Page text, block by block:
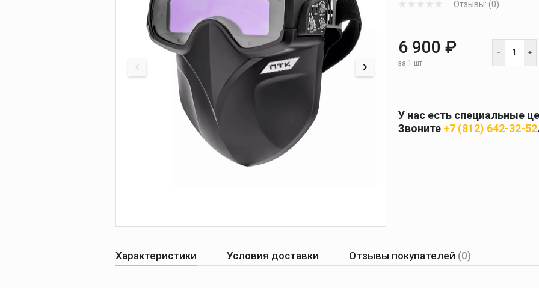
Печи для просушки и
прокалки электродов
Сварочные
приспособления
Магнитные фиксаторы
Тележки
масок
Спецодежда
Компрессоры Круги абразивные
Отзывы: (0)
6 900 ₽
за 1 шт
У нас есть специальные
Звоните +7 (812) 642-32-52.
Характеристики Условия доставки Отзывы покупателей (0)